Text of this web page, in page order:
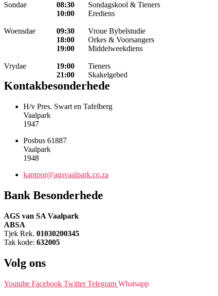
Sondae
Woensdae
Vrydae
08:30
10:00
09:30
18:00
19:00
19:00
21:00
Sondagskool & Tieners
Erediens
Vroue Bybelstudie
Orkes & Voorsangers
Middelweekdiens
Tieners
Skakelgebed
Kontakbesonderhede
H/v Pres. Swart en Tafelberg
Vaalpark
1947
Posbus 61887
Vaalpark
1948
kantoor@agsvaalpark.co.za
Bank Besonderhede
AGS van SA Vaalpark
ABSA
Tjek Rek. 01030200345
Tak kode: 632005
Volg ons
Youtube Facebook Twitter Telegram Whatsapp